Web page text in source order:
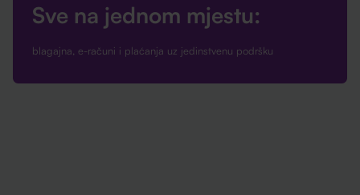
Sve na jednom mjestu:
blagajna, e-računi i plaćanja uz jedinstvenu podršku